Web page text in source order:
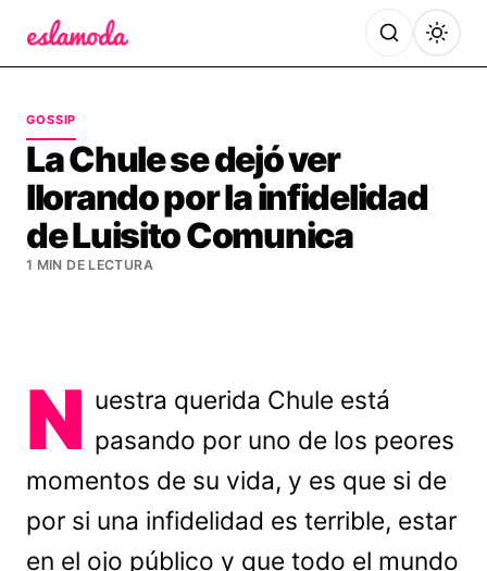
GOSSIP
La Chule se dejó ver
llorando por la infidelidad
de Luisito Comunica
1 MIN DE LECTURA
N uestra querida Chule está
pasando por uno de los peores
momentos de su vida, y es que si de
por si una infidelidad es terrible, estar
en el ojo público y que todo el mundo